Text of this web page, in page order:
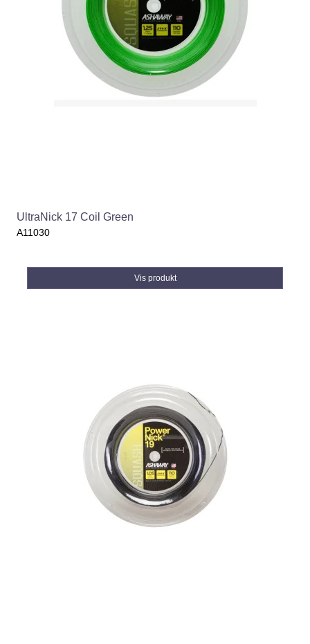
UltraNick 17 Coil Green
A11030
Vis produkt